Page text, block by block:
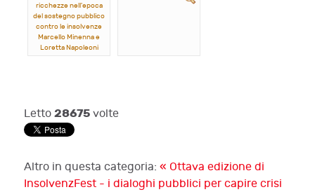
ricchezze nell'epoca
del sostegno pubblico
contro le insolvenze
Marcello Minenna e
Loretta Napoleoni
Letto 28675 volte
Altro in questa categoria: « Ottava edizione di
InsolvenzFest - i dialoghi pubblici per capire crisi